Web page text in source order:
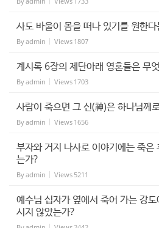
사도 바울이 몸을 떠나 있기를 원한
Byadmin Views 1807
계시록 6장의 제단아래 영혼들은 무
Byadmin Views 1703
사람이 죽으면 그 신(神)은 하나님께
Byadmin Views 1656
부자와 거지 나사로 이야기에는 죽은
는가?
Byadmin Views 5211
예수님 십자가 옆에서 죽어 가는 강
시지 않았는가?